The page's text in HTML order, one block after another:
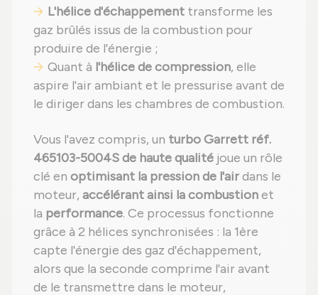
L'hélice d'échappement transforme les
gaz brûlés issus de la combustion pour
produire de l'énergie ;
Quant à l'hélice de compression, elle
aspire l'air ambiant et le pressurise avant de
le diriger dans les chambres de combustion.
Vous l'avez compris, un turbo Garrett réf.
465103-5004S de haute qualité joue un rôle
clé en optimisant la pression de l'airdans le
moteur, accélérant ainsi la combustionet
la performance. Ce processus fonctionne
grâce à 2 hélices synchronisées : la 1ère
capte l'énergie des gaz d'échappement,
alors que la seconde comprime l'air avant
de le transmettre dans le moteur,